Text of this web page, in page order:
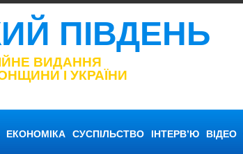
ПІВДЕНЬ
ВИДАННЯ
І УКРАЇНИ
ЕКОНОМІКА СУСПІЛЬСТВО ІНТЕРВ’Ю ВІДЕО